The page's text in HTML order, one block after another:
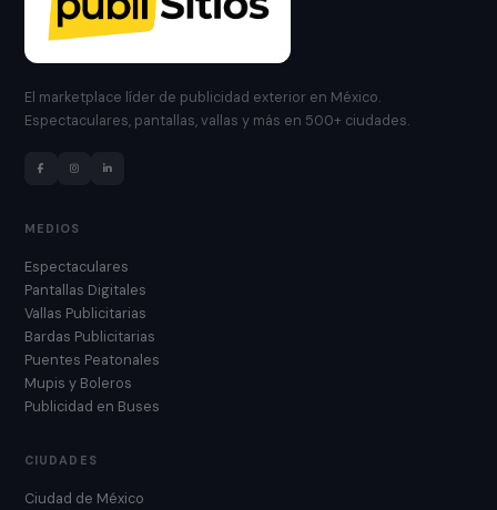
El marketplace líder de publicidad exterior en México.
Espectaculares, pantallas, vallas y más en 500+ ciudades.
MEDIOS
Espectaculares
Pantallas Digitales
Vallas Publicitarias
Bardas Publicitarias
Puentes Peatonales
Mupis y Boleros
Publicidad en Buses
CIUDADES
Ciudad de México